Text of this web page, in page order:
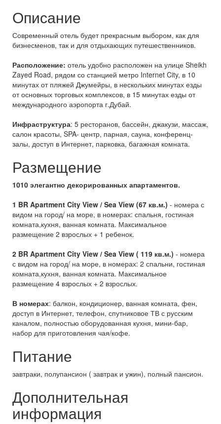
Описание
Современный отель будет прекрасным выбором, как для
бизнесменов, так и для отдыхающих путешественников.
Расположение: отель удобно расположен на улице Sheikh
Zayed Road, рядом со станцией метро Internet City, в 10
минутах от пляжей Джумейры, в нескольких минутах езды
от основных торговых комплексов, в 15 минутах езды от
международного аэропорта г.Дубай.
Инфраструктура: 5 ресторанов, бассейн, джакузи, массаж,
салон красоты, SPA- центр, парная, сауна, конференц-
залы, доступ в Интернет, парковка, багажная комната.
Размещение
1010 элегантно декорированных апартаментов.
1 BR Apartment City View / Sea View (67 кв.м.) - номера с
видом на город/ на море, в номерах: спальня, гостиная
комната,кухня, ванная комната. Максимальное
размещение 2 взрослых + 1 ребенок.
2 BR Apartment City View / Sea View ( 119 кв.м.) - номера
с видом на город/ на море, в номерах: 2 спальни, гостиная
комната,кухня, ванная комната. Максимальное
размещение 4 взрослых + 2 взрослых.
В номерах: балкон, кондиционер, ванная комната, фен,
доступ в Интернет, телефон, спутниковое ТВ с русским
каналом, полностью оборудованная кухня, мини-бар,
набор для приготовления чая/кофе.
Питание
завтраки, полупансион ( завтрак и ужин), полный пансион.
Дополнительная
информация